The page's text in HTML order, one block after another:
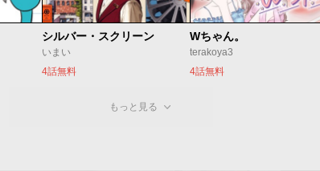
シルバー・スクリーン
いまい
4話無料
Wちゃん。
terakoya3
4話無料
もっと見る